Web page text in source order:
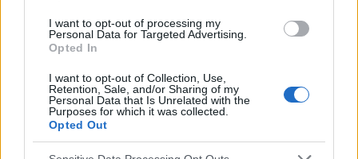
I want to opt-out of processing my
Personal Data for Targeted Advertising.
Opted In
I want to opt-out of Collection, Use,
Retention, Sale, and/or Sharing of my
Personal Data that Is Unrelated with the
Purposes for which it was collected.
Opted Out
‹ ›